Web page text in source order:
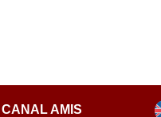
CANAL AMIS